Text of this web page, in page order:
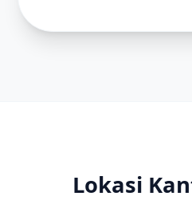
Lokasi